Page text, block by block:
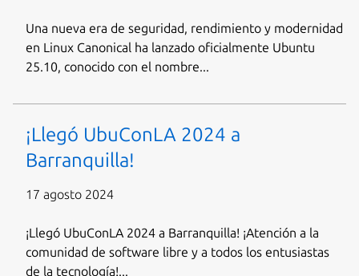
Una nueva era de seguridad, rendimiento y modernidad
en Linux Canonical ha lanzado oficialmente Ubuntu
25.10, conocido con el nombre...
¡Llegó UbuConLA 2024 a
Barranquilla!
17 agosto 2024
¡Llegó UbuConLA 2024 a Barranquilla! ¡Atención a la
comunidad de software libre y a todos los entusiastas
de la tecnología!...